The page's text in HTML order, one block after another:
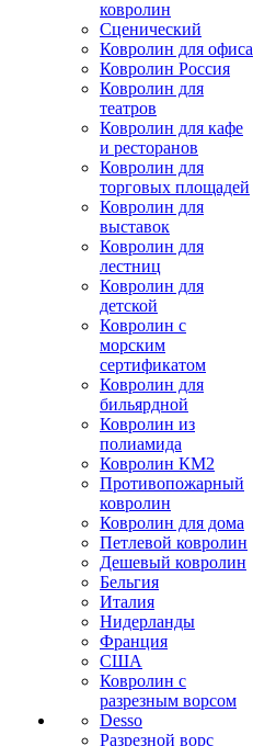
ковролин
Сценический
Ковролин для офиса
Ковролин Россия
Ковролин для
театров
Ковролин для кафе
и ресторанов
Ковролин для
торговых площадей
Ковролин для
выставок
Ковролин для
лестниц
Ковролин для
детской
Ковролин с
морским
сертификатом
Ковролин для
бильярдной
Ковролин из
полиамида
Ковролин КМ2
Противопожарный
ковролин
Ковролин для дома
Петлевой ковролин
Дешевый ковролин
Бельгия
Италия
Нидерланды
Франция
США
Ковролин с
разрезным ворсом
Desso
Разрезной ворс